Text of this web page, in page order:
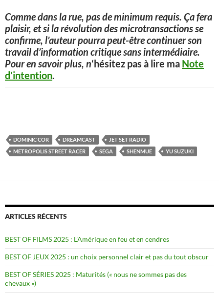
Comme dans la rue, pas de minimum requis. Ça fera
plaisir, et si la révolution des microtransactions se
confirme, l’auteur pourra peut-être continuer son
travail d’information critique sans intermédiaire.
Pour en savoir plus, n‘hésitez pas à lire ma Note
d’intention.
DOMINIC COR DREAMCAST
JET SET RADIO
METROPOLIS STREET RACER
SEGA SHENMUE YU SUZUKI
ARTICLES RÉCENTS
BEST OF FILMS 2025 : L’Amérique en feu et en cendres
BEST OF JEUX 2025 : un choix personnel clair et pas du tout obscur
BEST OF SÉRIES 2025 : Maturités (« nous ne sommes pas des
chevaux »)